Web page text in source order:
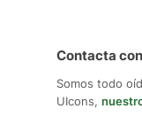
Contacta
Somos todo
UIcons,